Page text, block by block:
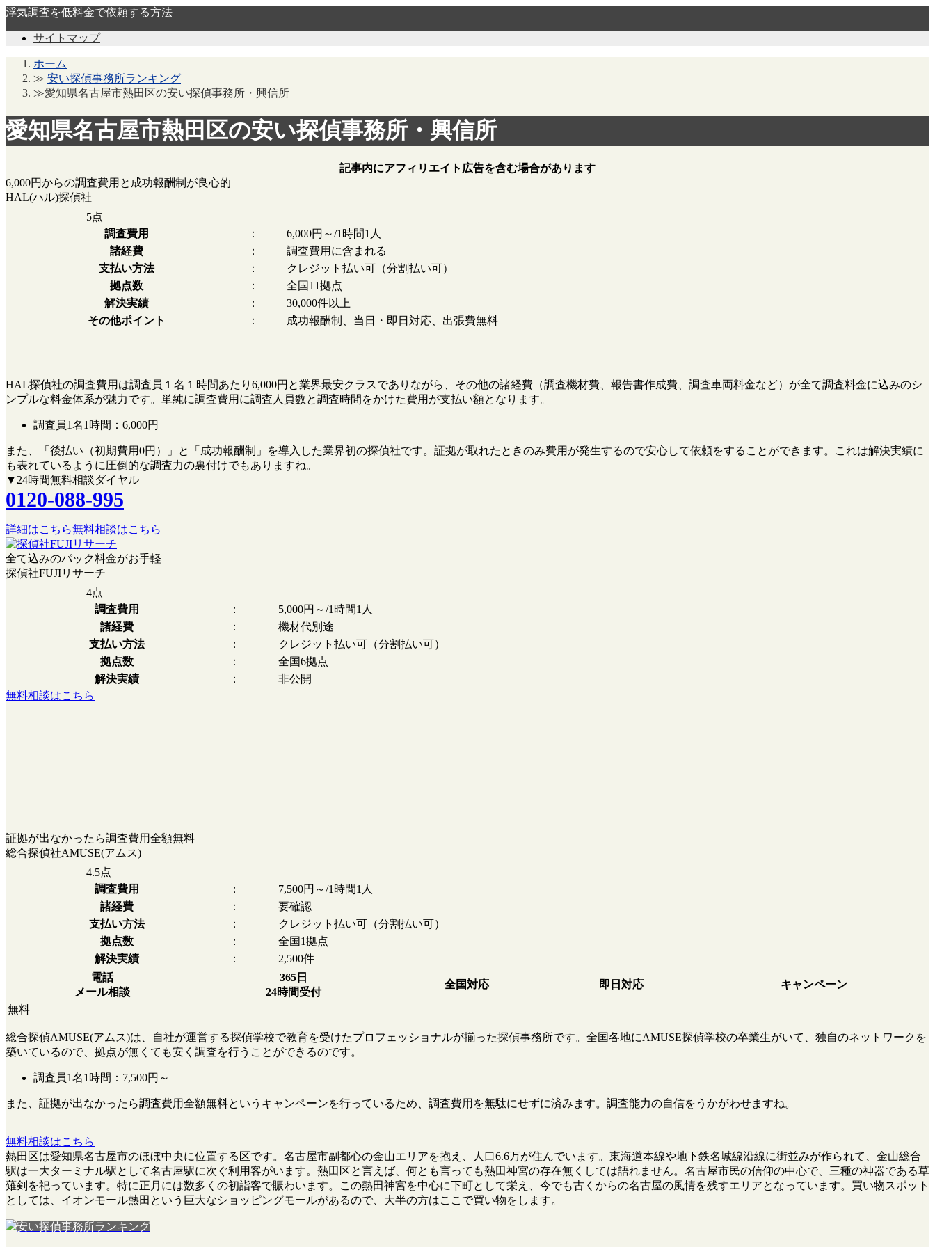
浮気調査を低料金で依頼する方法
サイトマップ
ホーム
≫ 安い探偵事務所ランキング
≫愛知県名古屋市熱田区の安い探偵事務所・興信所
愛知県名古屋市熱田区の安い探偵事務所・興信所
記事内にアフィリエイト広告を含む場合があります
6,000円からの調査費用と成功報酬制が良心的
HAL(ハル)探偵社
5点
調査費用
：
6,000円～/1時間1人
諸経費
：
調査費用に含まれる
支払い方法
：
クレジット払い可（分割払い可）
拠点数
：
全国11拠点
解決実績
：
30,000件以上
その他ポイント
： 成功報酬制、当日・即日対応、出張費無料
HAL探偵社の調査費用は調査員１名１時間あたり6,000円と業界最安クラスでありながら、その他の諸経費（調査機材費、報告書作成費、調査車両料金など）が全て調査料金に込みのシ
ンプルな料金体系が魅力です。単純に調査費用に調査人員数と調査時間をかけた費用が支払い額となります。
調査員1名1時間： 6,000円
また、 「後払い（初期費用0円）」 と 「成功報酬制」
を導入した業界初の探偵社です。証拠が取れたときのみ費用が発生するので安心して依頼をすることができます。これは解決実績に
も表れているように圧倒的な調査力の裏付けでもありますね。
▼24時間無料相談ダイヤル
0120-088-995
詳細はこちら無料相談はこちら
全て込みのパック料金がお手軽
探偵社FUJIリサーチ
4点
調査費用
：
5,000円～/1時間1人
諸経費
：
機材代別途
支払い方法
：
クレジット払い可（分割払い可）
拠点数
：
全国6拠点
解決実績
：
非公開
無料相談はこちら
証拠が出なかったら調査費用全額無料
総合探偵社AMUSE(アムス)
4.5点
調査費用
：
7,500円～/1時間1人
諸経費
：
要確認
支払い方法
：
クレジット払い可（分割払い可）
拠点数
：
全国1拠点
解決実績
：
2,500件
電話
メール相談
365日
24時間受付
全国対応 即日対応 キャンペーン
無料
総合探偵AMUSE(アムス)は、自社が運営する探偵学校で教育を受けたプロフェッショナルが揃った探偵事務所です。全国各地にAMUSE探偵学校の卒業生がいて、独自のネットワークを
築いているので、拠点が無くても安く調査を行うことができるのです。
調査員1名1時間： 7,500円～
また、 証拠が出なかったら調査費用全額無料というキャンペーンを行っているため、調査費用を無駄にせずに済みます。調査能力の自信をうかがわせますね。
無料相談はこちら
熱田区は愛知県名古屋市のほぼ中央に位置する区です。名古屋市副都心の金山エリアを抱え、人口6.6万が住んでいます。東海道本線や地下鉄名城線沿線に街並みが作られて、金山総合
駅は一大ターミナル駅として名古屋駅に次ぐ利用客がいます。熱田区と言えば、何とも言っても熱田神宮の存在無くしては語れません。名古屋市民の信仰の中心で、三種の神器である草
薙剣を祀っています。特に正月には数多くの初詣客で賑わいます。この熱田神宮を中心に下町として栄え、今でも古くからの名古屋の風情を残すエリアとなっています。買い物スポット
としては、イオンモール熱田という巨大なショッピングモールがあるので、大半の方はここで買い物をします。
安い探偵事務所ランキング